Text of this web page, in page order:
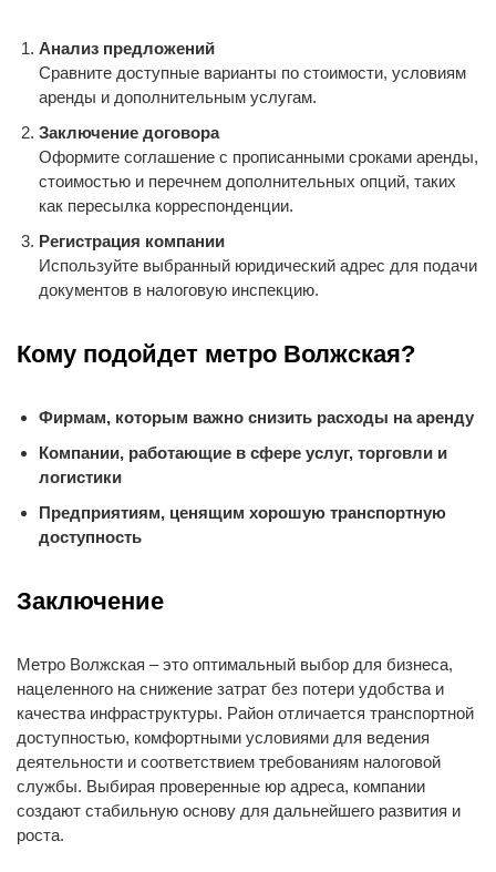
Анализ предложений
Сравните доступные варианты по стоимости, условиям
аренды и дополнительным услугам.
Заключение договора
Оформите соглашение с прописанными сроками аренды,
стоимостью и перечнем дополнительных опций, таких
как пересылка корреспонденции.
Регистрация компании
Используйте выбранный юридический адрес для подачи
документов в налоговую инспекцию.
Кому подойдет метро Волжская?
Фирмам, которым важно снизить расходы на аренду
Компании, работающие в сфере услуг, торговли и
логистики
Предприятиям, ценящим хорошую транспортную
доступность
Заключение
Метро Волжская – это оптимальный выбор для бизнеса,
нацеленного на снижение затрат без потери удобства и
качества инфраструктуры. Район отличается транспортной
доступностью, комфортными условиями для ведения
деятельности и соответствием требованиям налоговой
службы. Выбирая проверенные юр адреса, компании
создают стабильную основу для дальнейшего развития и
роста.